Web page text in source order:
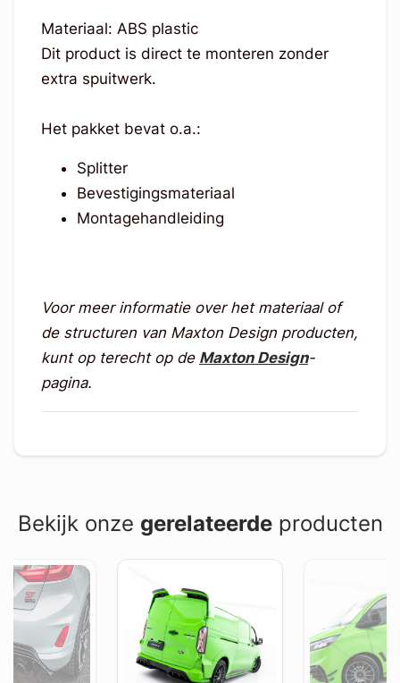
Materiaal: ABS plastic
Dit product is direct te monteren zonder
extra spuitwerk.
Het pakket bevat o.a.:
Splitter
Bevestigingsmateriaal
Montagehandleiding
Voor meer informatie over het materiaal of
de structuren van Maxton Design producten,
kunt op terecht op de Maxton Design-
pagina.
Bekijk onze gerelateerdeproducten